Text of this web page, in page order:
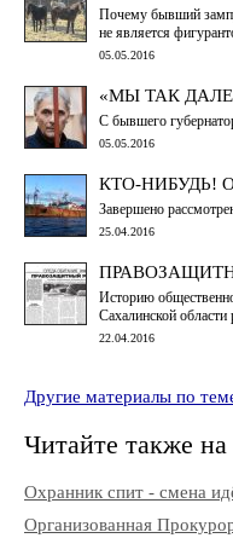
Почему бывший
не является
05.05.2016
«МЫ ТАК
С бывшего
05.05.2016
КТО-НИБУДЬ!
Завершено
25.04.2016
Историю
Сахалинской области
22.04.2016
Другие материалы по
Читайте также
Охранник спит - смена
Организованная